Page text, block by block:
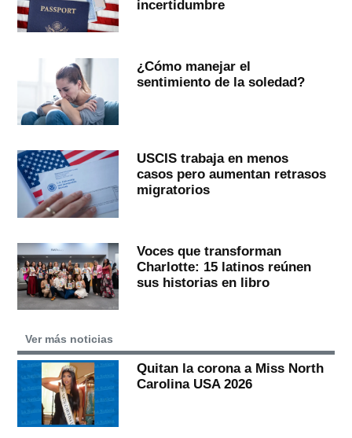
incertidumbre
¿Cómo manejar el
sentimiento de la soledad?
USCIS trabaja en menos
casos pero aumentan retrasos
migratorios
Voces que transforman
Charlotte: 15 latinos reúnen
sus historias en libro
Ver más noticias
Quitan la corona a Miss North
Carolina USA 2026